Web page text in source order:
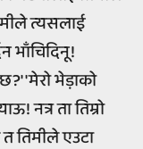
त्यसलाई
भाँचिदिनू!
'मेरो भेड़ाको
नत्र ता तिम्रो
तिमीले एउटा